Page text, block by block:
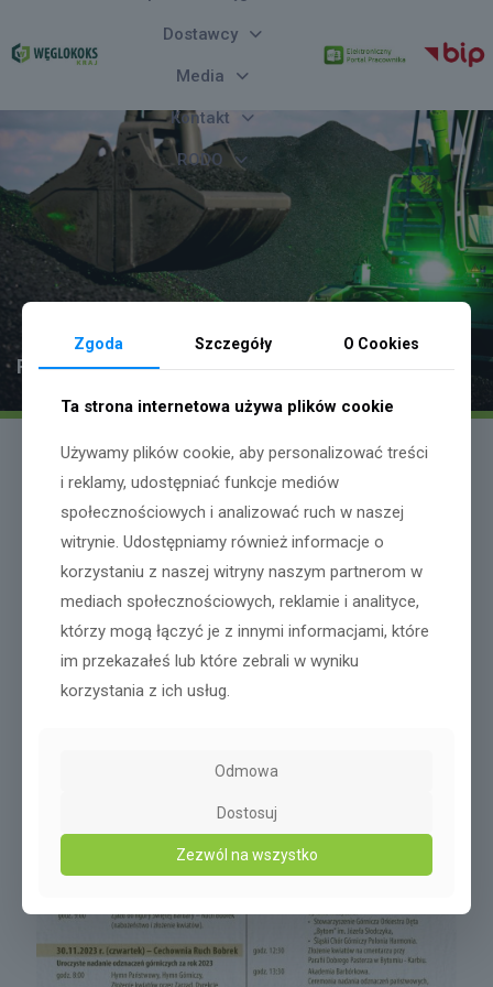
Dostawcy
Media
Kontakt
RODO
Program obchodów „Dnia Górnika 2023”
15 listopada 2023
Zgoda Szczegóły O Cookies
Ta strona internetowa używa plików cookie
Używamy plików cookie, aby personalizować treści
i reklamy, udostępniać funkcje mediów
społecznościowych i analizować ruch w naszej
witrynie. Udostępniamy również informacje o
korzystaniu z naszej witryny naszym partnerom w
mediach społecznościowych, reklamie i analityce,
którzy mogą łączyć je z innymi informacjami, które
im przekazałeś lub które zebrali w wyniku
korzystania z ich usług.
Odmowa
Dostosuj
Zezwól na wszystko